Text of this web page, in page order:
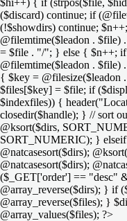
$hi++) { if (strpos($file,
($discard) continue; if
(!$showdirs) continue;
@filemtime($leadon .
= $file . "/"; } else { $n++;
@filemtime($leadon .
{ $key =
$files[$key] = $file; if
$indexfiles)) {
closedir($handle); } // sort
@ksort($dirs,
SORT_NUMERIC); }
@natcasesort($dirs);
@natcasesort($dirs);
($_GET['order'] == "desc"
@array_reverse($dirs); } if
@array_reverse($files); }
@array_values($files); ?>